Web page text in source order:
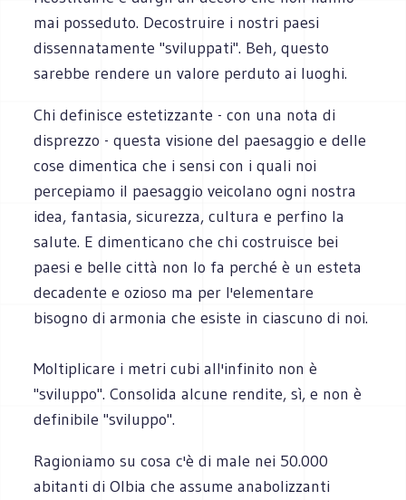
mai posseduto. Decostruire i nostri paesi
dissennatamente "sviluppati". Beh, questo
sarebbe rendere un valore perduto ai luoghi.
Chi definisce estetizzante - con una nota di
disprezzo - questa visione del paesaggio e delle
cose dimentica che i sensi con i quali noi
percepiamo il paesaggio veicolano ogni nostra
idea, fantasia, sicurezza, cultura e perfino la
salute. E dimenticano che chi costruisce bei
paesi e belle città non lo fa perché è un esteta
decadente e ozioso ma per l'elementare
bisogno di armonia che esiste in ciascuno di noi.
Moltiplicare i metri cubi all'infinito non è
"sviluppo". Consolida alcune rendite, sì, e non è
definibile "sviluppo".
Ragioniamo su cosa c'è di male nei 50.000
abitanti di Olbia che assume anabolizzanti